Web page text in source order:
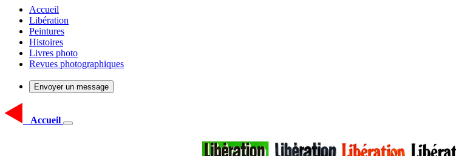
Accueil
Libération
Peintures
Histoires
Livres photo
Revues photographiques
Envoyer un message
Accueil